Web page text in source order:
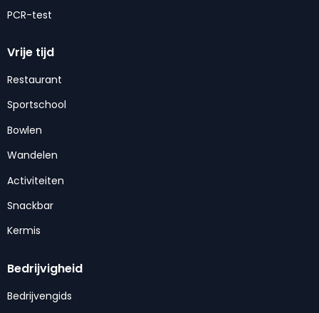
PCR-test
Vrije tijd
Restaurant
Sportschool
Bowlen
Wandelen
Activiteiten
Snackbar
Kermis
Bedrijvigheid
Bedrijvengids